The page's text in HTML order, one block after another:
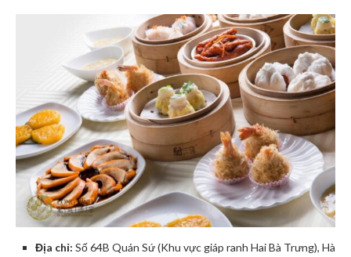
Địa chỉ: Số 64B Quán Sứ (Khu vực giáp ranh Hai Bà Trưng), Hà